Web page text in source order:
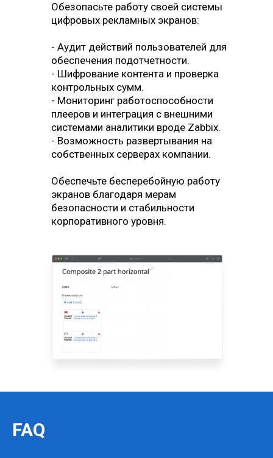
Обезопасьте работу своей системы
цифровых рекламных экранов:
- Аудит действий пользователей для
обеспечения подотчетности.
- Шифрование контента и проверка
контрольных сумм.
- Мониторинг работоспособности
плееров и интеграция с внешними
системами аналитики вроде Zabbix.
- Возможность развертывания на
собственных серверах компании.
Обеспечьте бесперебойную работу
экранов благодаря мерам
безопасности и стабильности
корпоративного уровня.
FAQ